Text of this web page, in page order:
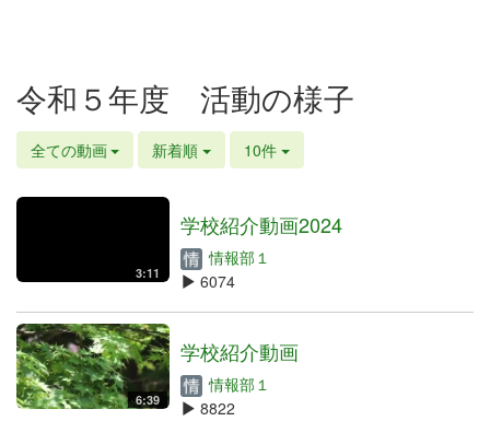
令和５年度 活動の様子
全ての動画 新着順 10件
3:11
学校紹介動画2024
情報部１
6074
6:39
学校紹介動画
情報部１
8822